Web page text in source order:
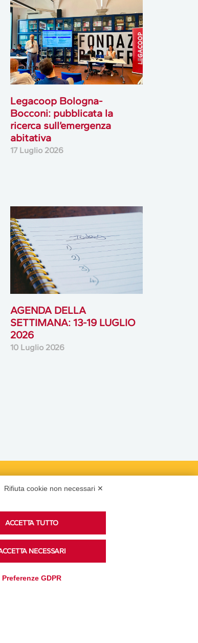
Legacoop Bologna-
Bocconi: pubblicata la
ricerca sull’emergenza
abitativa
17 Luglio 2026
AGENDA DELLA
SETTIMANA: 13-19 LUGLIO
2026
10 Luglio 2026
Podcast
i podcast di approfondimento di Legacoop
Spreaker.
Rifiuta cookie non necessari ✕
ACCETTA TUTTO
NECESSARI
Preferenze GDPR